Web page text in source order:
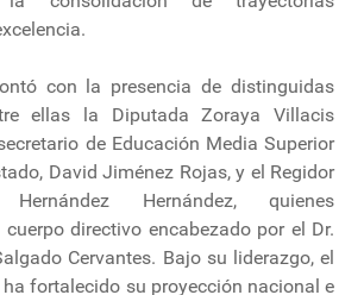
con la presencia de distinguidas
ellas la Diputada Zoraya Villacis
de Educación Media Superior
David Jiménez Rojas, y el Regidor
Hernández, quienes
directivo encabezado por el Dr.
Cervantes. Bajo su liderazgo, el
ha fortalecido su proyección nacional e